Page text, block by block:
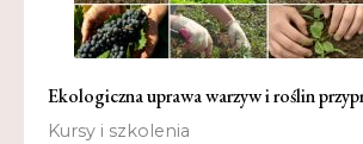
Ekologiczna uprawa warzyw i roślin
Kursy i szkolenia